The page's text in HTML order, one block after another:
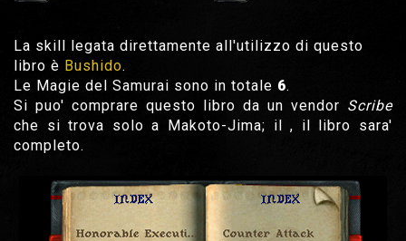
La skill legata direttamente all'utilizzo di questo
libro è Bushido.
Le Magie del Samurai sono in totale 6.
Si puo' comprare questo libro da un vendor Scribe
che si trova solo a Makoto-Jima; il , il libro sara'
completo.